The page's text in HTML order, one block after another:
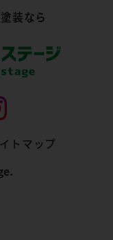
装なら
トマップ